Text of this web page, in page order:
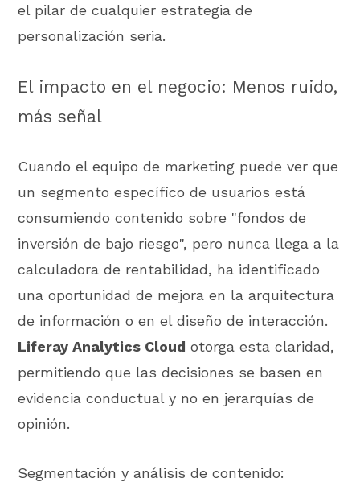
el pilar de cualquier estrategia de
personalización seria.
El impacto en el negocio: Menos ruido,
más señal
Cuando el equipo de marketing puede ver que
un segmento específico de usuarios está
consumiendo contenido sobre "fondos de
inversión de bajo riesgo", pero nunca llega a la
calculadora de rentabilidad, ha identificado
una oportunidad de mejora en la arquitectura
de información o en el diseño de interacción.
Liferay Analytics Cloud otorga esta claridad,
permitiendo que las decisiones se basen en
evidencia conductual y no en jerarquías de
opinión.
Segmentación y análisis de contenido: